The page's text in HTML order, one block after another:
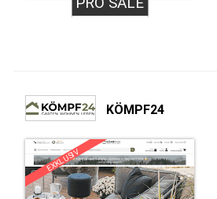
KÖMPF24
EXKLUSIV